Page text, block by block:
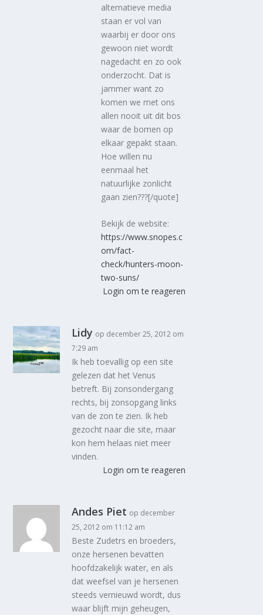
alternatieve media
staan er vol van
waarbij er door ons
gewoon niet wordt
nagedacht en zo ook
onderzocht. Dat is
jammer want zo
komen we met ons
allen nooit uit dit bos
waar de bomen op
elkaar gepakt staan.
Hoe willen nu
eenmaal het
natuurlijke zonlicht
gaan zien???[/quote]
Bekijk de website:
https://www.snopes.c
om/fact-
check/hunters-moon-
two-suns/
Login om te reageren
Lidy op december 25, 2012 om
7:29 am
Ik heb toevallig op een site
gelezen dat het Venus
betreft. Bij zonsondergang
rechts, bij zonsopgang links
van de zon te zien. Ik heb
gezocht naar die site, maar
kon hem helaas niet meer
vinden.
Login om te reageren
Andes Piet op december
25, 2012 om 11:12 am
Beste Zudetrs en broeders,
onze hersenen bevatten
hoofdzakelijk water, en als
dat weefsel van je hersenen
steeds vernieuwd wordt, dus
waar blijft mijn geheugen,